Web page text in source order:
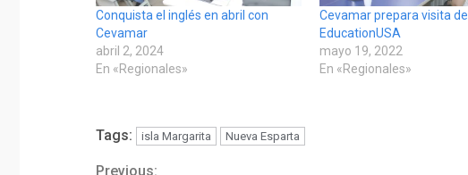
Conquista el inglés en abril con
Cevamar
abril 2, 2024
En «Regionales»
Cevamar prepara visita de
EducationUSA
mayo 19, 2022
En «Regionales»
Tags: isla Margarita Nueva Esparta
Previous: